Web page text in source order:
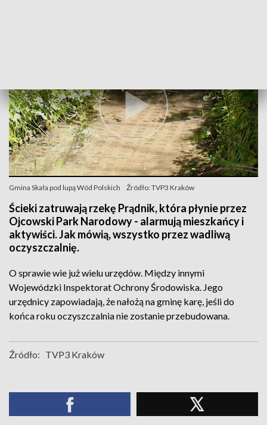
Gmina Skała pod lupą Wód Polskich Źródło: TVP3 Kraków
Ścieki zatruwają rzekę Prądnik, która płynie przez
Ojcowski Park Narodowy - alarmują mieszkańcy i
aktywiści. Jak mówią, wszystko przez wadliwą
oczyszczalnię.
O sprawie wie już wielu urzędów. Między innymi
Wojewódzki Inspektorat Ochrony Środowiska. Jego
urzędnicy zapowiadają, że nałożą na gminę karę, jeśli do
końca roku oczyszczalnia nie zostanie przebudowana.
Źródło: TVP3 Kraków